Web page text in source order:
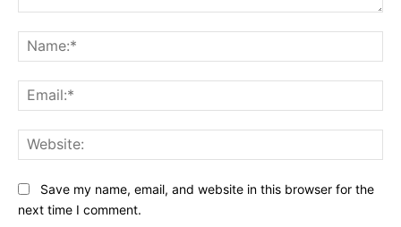
Save my name, email, and website in this browser for the
next time I comment.